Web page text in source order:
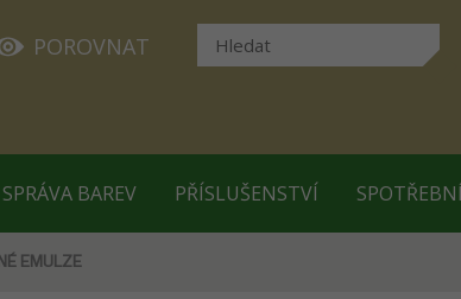
POROVNAT
SPRÁVA BAREV PŘÍSLUŠENSTVÍ
EMULZE